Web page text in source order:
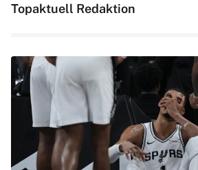
Topaktuell Redaktion